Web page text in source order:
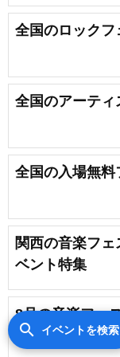
全国のロックフ
全国のアーティ
全国の入場無料
関西の音楽フ
ベント特集
8月の音楽フェ
ェスなど音楽
search イベントを検索